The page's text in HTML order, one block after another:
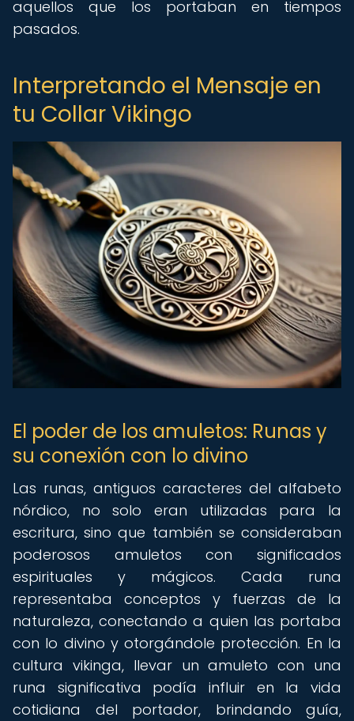
aquellos que los portaban en tiempos
pasados.
Interpretando el Mensaje en
tu Collar Vikingo
El poder de los amuletos: Runas y
su conexión con lo divino
Las runas, antiguos caracteres del alfabeto
nórdico, no solo eran utilizadas para la
escritura, sino que también se consideraban
poderosos amuletos con significados
espirituales y mágicos. Cada runa
representaba conceptos y fuerzas de la
naturaleza, conectando a quien las portaba
con lo divino y otorgándole protección. En la
cultura vikinga, llevar un amuleto con una
runa significativa podía influir en la vida
cotidiana del portador, brindando guía,